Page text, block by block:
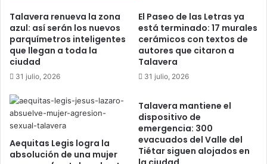
c
a
m
p
a
m
e
n
t
o
i
n
s
a
s
N
g
r
a
s
:
e
l
Talavera renueva la zona
azul: así serán los nuevos
parquímetros inteligentes
que llegan a toda la
ciudad
31 julio, 2026
El Paseo de las Letras ya
está terminado: 17 murales
cerámicos con textos de
autores que citaron a
Talavera
31 julio, 2026
Aequitas Legis logra la
absolución de una mujer
Talavera mantiene el
dispositivo de
emergencia: 300
evacuados del Valle del
Tiétar siguen alojados en